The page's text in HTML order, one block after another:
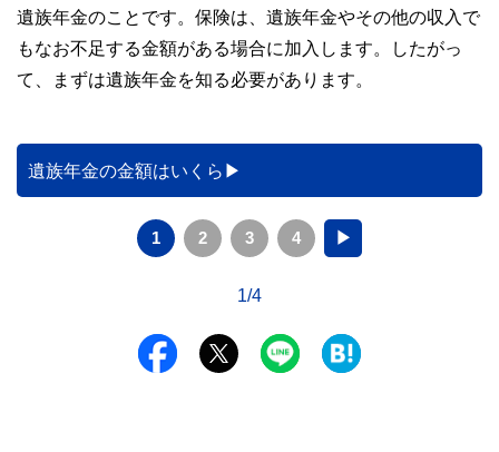
遺族年金のことです。保険は、遺族年金やその他の収入で
もなお不足する金額がある場合に加入します。したがっ
て、まずは遺族年金を知る必要があります。
遺族年金の金額はいくら
1 2 3 4 ▶
1/4